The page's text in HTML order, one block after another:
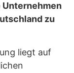
zu
liegt auf